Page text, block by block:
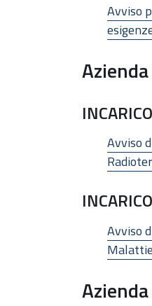
Avviso
INCARICO
Avviso
INCARICO
Avviso